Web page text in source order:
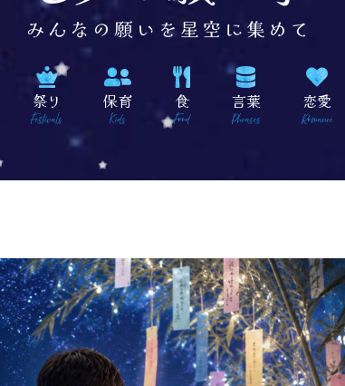
祭り
Festivals
保育
Kids
食
Food
言葉
Phrases
恋愛
Romance
も重くならない言葉が選べる！